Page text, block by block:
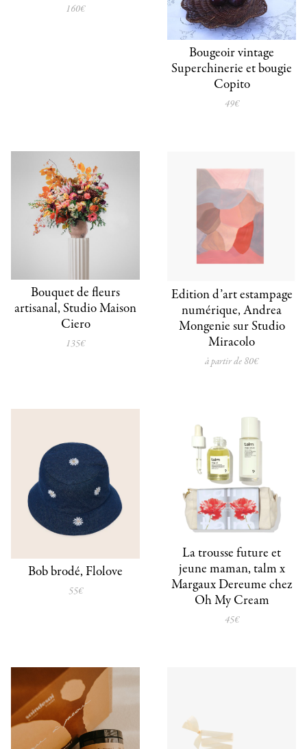
160€
Bougeoir vintage
Superchinerie et bougie
Copito
49€
Bouquet de fleurs
artisanal, Studio Maison
Ciero
135€
Edition d’art estampage
numérique, Andrea
Mongenie sur Studio
Miracolo
à partir de 80€
Bob brodé, Flolove
55€
La trousse future et
jeune maman, talm x
Margaux Dereume chez
Oh My Cream
45€